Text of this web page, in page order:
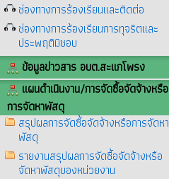
ช่องทางการร้องเรียนและติดต่อ
ช่องทางการร้องเรียนการทุจริตและ
ประพฤติมิชอบ
ข้อมูลข่าวสาร อบต.สะแกโพรง
แผนดำเนินงาน/การจัดซื้อจัดจ้างหรือ
การจัดหาพัสดุ
สรุปผลการจัดซื้อจัดจ้างหรือการจัดหา
พัสดุ
รายงานสรุปผลการจัดซื้อจัดจ้างหรือ
จัดหาพัสดุของหน่วยงาน